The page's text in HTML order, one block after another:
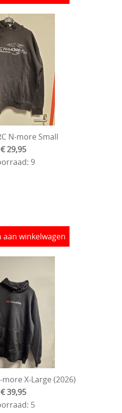
N-more Small
€ 29,95
9
aan winkelwagen
more X-Large (2026)
€ 39,95
5